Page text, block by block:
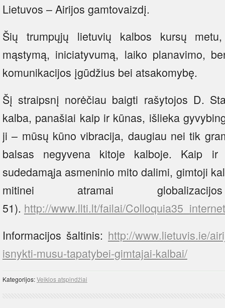
Lietuvos – Airijos gamtovaizdį.
Šių trumpųjų lietuvių kalbos kursų
mąstymą, iniciatyvumą, laiko planavimo,
komunikacijos įgūdžius bei atsakomybę.
Šį straipsnį norėčiau baigti rašytojos D.
kalba, panašiai kaip ir kūnas, išlieka
ji – mūsų kūno vibracija, daugiau nei tik
balsas negyvena kitoje kalboje. Kaip
sudedamąja asmeninio mito dalimi, gimtoji
mitinei atramai
51). http://www.llti.lt/failai/
Informacijos šaltinis: http://www.lietuvis.ie/
isnykti-musu-tapatybei-gimtajai-kalbai/
Kategorijos:Veiklos atspindžiai